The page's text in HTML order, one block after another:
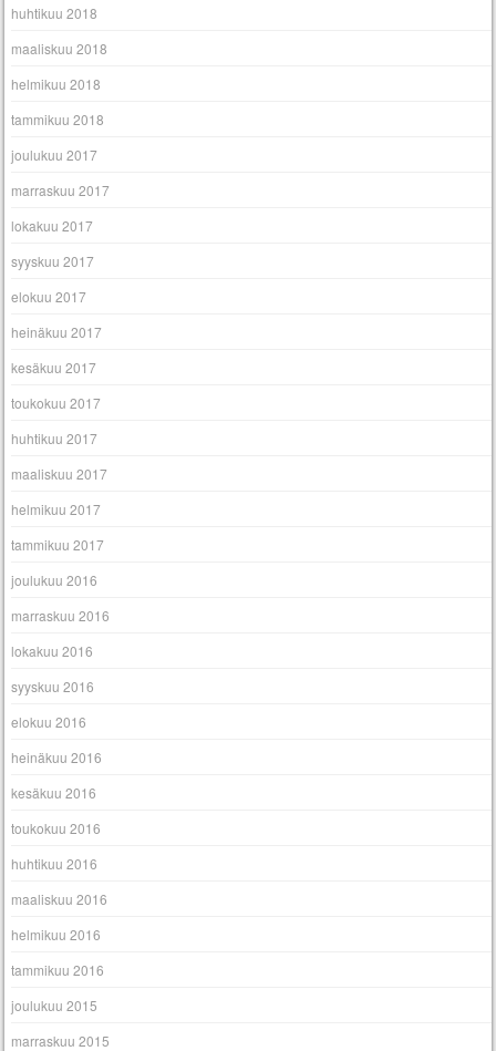
huhtikuu 2018
maaliskuu 2018
helmikuu 2018
tammikuu 2018
joulukuu 2017
marraskuu 2017
lokakuu 2017
syyskuu 2017
elokuu 2017
heinäkuu 2017
kesäkuu 2017
toukokuu 2017
huhtikuu 2017
maaliskuu 2017
helmikuu 2017
tammikuu 2017
joulukuu 2016
marraskuu 2016
lokakuu 2016
syyskuu 2016
elokuu 2016
heinäkuu 2016
kesäkuu 2016
toukokuu 2016
huhtikuu 2016
maaliskuu 2016
helmikuu 2016
tammikuu 2016
joulukuu 2015
marraskuu 2015